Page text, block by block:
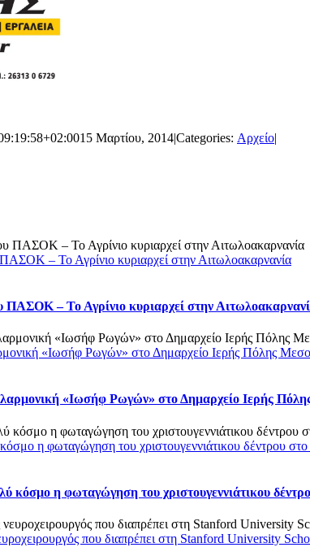
15 Μαρτίου, 2014|Categories: Αρχείο|
– Το Αγρίνιο κυριαρχεί στην Αιτωλοακαρνανία
ΠΑΣΟΚ – Το Αγρίνιο κυριαρχεί στην
«Ιωσήφ Ρωγών» στο Δημαρχείο Ιερής Πόλης
«Ιωσήφ Ρωγών» στο Δημαρχείο Ιερής
η φωταγώγηση του χριστουγεννιάτικου δέντρου
κόσμο η φωταγώγηση του χριστουγεννιάτικου
που διαπρέπει στη Stanford University